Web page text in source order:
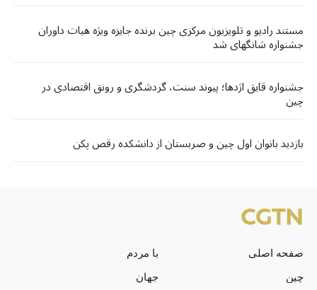
مستند رادیو و تلویزیون مرکزی چین برنده جایزه ویژه هیات داوران
جشنواره شانگهای شد
جشنواره قایق اژدها؛ پیوند سنت، گردشگری و رونق اقتصادی در
چین
بازدید بانوان اول چین و صربستان از دانشکده رقص پکن
صفحه اصلی
با مردم
چین
جهان